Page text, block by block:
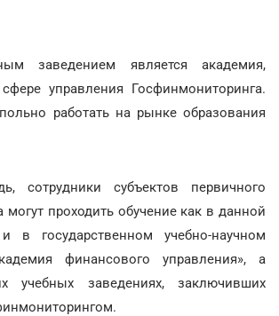
заведением является академия,
управления Госфинмониторинга.
работать на рынке образования
сотрудники субъектов первичного
проходить обучение как в данной
в государственном учебно-научном
финансового управления», а
учебных заведениях, заключивших